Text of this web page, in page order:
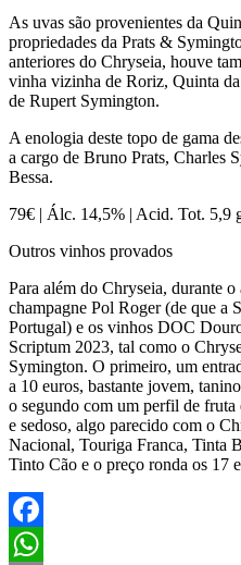
As uvas são provenientes da
propriedades da Prats &
anteriores do Chryseia, houve
vinha vizinha de Roriz, Quinta
de Rupert Symington.
A enologia deste topo de gama
a cargo de Bruno Prats, Charles
Bessa.
79€ | Álc. 14,5% | Acid. Tot. 5,9
Outros vinhos provados
Para além do Chryseia, durante
champagne Pol Roger (de que a
Portugal) e os vinhos DOC
Scriptum 2023, tal como o
Symington. O primeiro, um
a 10 euros, bastante jovem,
o segundo com um perfil de
e sedoso, algo parecido com o
Nacional, Touriga Franca, Tinta
Tinto Cão e o preço ronda os 17
Facebook